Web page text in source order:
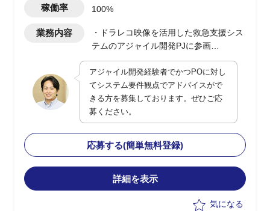
稼働率 100%
業務内容
・ドラレコ映像を活用した救急支援シス
テムのアジャイル開発PJに参画
・POに対してシステム観点でのアドバ
イスおよび補佐を実施
・現行は一部都市で運用開始、今後全国
展開を予定
・ユーザー側の立場でPO支援、システ
ム面の留意点提示や品質・性能観点の補
完を担当
アジャイル開発経験者でかつPOに対し
てシステム要件観点でアドバイスがで
きる方を募集しております。ぜひご応
募ください。
応募する(簡単無料登録)
詳細を表示
気になる